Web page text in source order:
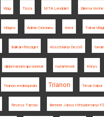
Világ Tisza MTA Lendület Dilema Veche
Világos Adrian Cioroianu terror Tolnai
Balkán-félsziget Kosztolányi Dezső
diplomáciai kapcsolatok határtervek Könyv
Trianon enciklopédia Trianon Timár Gábor
Révész Tamás Brenner János Hittudományi